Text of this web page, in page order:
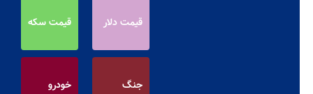
قیمت دلار قیمت سکه
جنگ خودرو